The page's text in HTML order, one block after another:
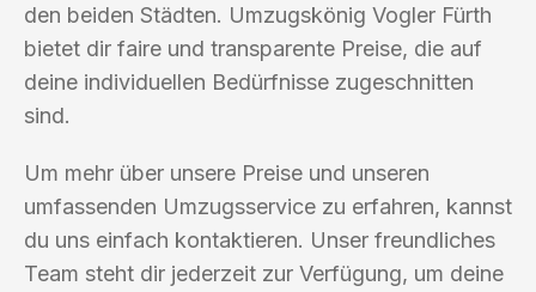
den beiden Städten. Umzugskönig Vogler Fürth
bietet dir faire und transparente Preise, die auf
deine individuellen Bedürfnisse zugeschnitten
sind.
Um mehr über unsere Preise und unseren
umfassenden Umzugsservice zu erfahren, kannst
du uns einfach kontaktieren. Unser freundliches
Team steht dir jederzeit zur Verfügung, um deine